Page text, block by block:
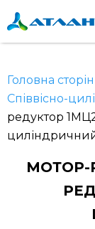
Головна
Співвісно-
редуктор
МОТОР-